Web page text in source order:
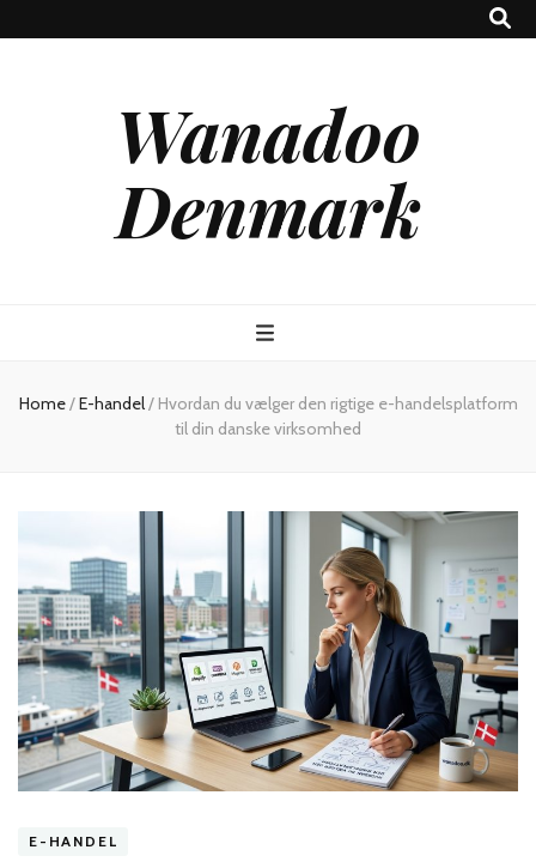
Wanadoo
Denmark
Home/E-handel/ Hvordan du vælger den rigtige e-handelsplatform
til din danske virksomhed
E-HANDEL